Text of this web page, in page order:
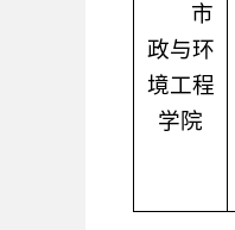
市
政与环
境工程
学院